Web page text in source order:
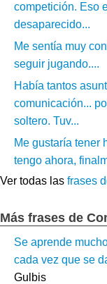
competición. Eso
desaparecido...
Me sentía muy
seguir jugando....
Había tantos
comunicación...
soltero. Tuv...
Me gustaría tener
tengo ahora,
Ver todas las frases
Más frases de
Se aprende
cada vez que se
Gulbis